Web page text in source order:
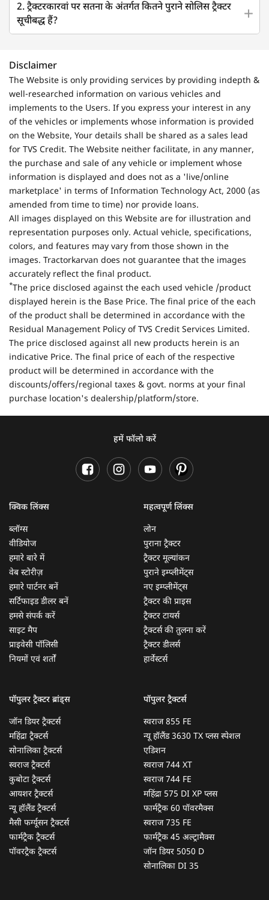
2. ट्रैक्टरकारवां पर सतना के अंतर्गत कितने पुराने सोलिस ट्रैक्टर
सूचीबद्ध हैं?
Disclaimer
The Website is only providing services by providing indepth &
well-researched information on various vehicles and
implements to the Users. If you express your interest in any
of the vehicles or implements whose information is provided
on the Website, Your details shall be shared as a sales lead
for TVS Credit. The Website neither facilitate, in any manner,
the purchase and sale of any vehicle or implement whose
information is displayed and does not as a 'live/online
marketplace' in terms of Information Technology Act, 2000 (as
amended from time to time) nor provide loans.
All images displayed on this Website are for illustration and
representation purposes only. Actual vehicle, specifications,
colors, and features may vary from those shown in the
images. Tractorkarvan does not guarantee that the images
accurately reflect the final product.
*The price disclosed against the each used vehicle /product
displayed herein is the Base Price. The final price of the each
of the product shall be determined in accordance with the
Residual Management Policy of TVS Credit Services Limited.
The price disclosed against all new products herein is an
indicative Price. The final price of each of the respective
product will be determined in accordance with the
discounts/offers/regional taxes & govt. norms at your final
purchase location's dealership/platform/store.
हमें फॉलो करें
क्विक लिंक्स
ब्लॉग्स
वीडियोज
हमारे बारे में
वेब स्टोरीज़
हमारे पार्टनर बनें
सर्टिफाइड डीलर बनें
हमसे संपर्क करें
साइट मैप
प्राइवेसी पॉलिसी
नियमों एवं शर्तों
महत्वपूर्ण लिंक्स
लोन
पुराना ट्रैक्टर
ट्रैक्टर मूल्यांकन
पुराने इम्प्लीमेंट्स
नए इम्प्लीमेंट्स
ट्रैक्टर की प्राइस
ट्रैक्टर टायर्स
ट्रैक्टर्स की तुलना करें
ट्रैक्टर डीलर्स
हार्वेस्टर्स
पॉपुलर ट्रैक्टर ब्रांड्स
जॉन डियर ट्रैक्टर्स
महिंद्रा ट्रैक्टर्स
सोनालिका ट्रैक्टर्स
स्वराज ट्रैक्टर्स
कुबोटा ट्रैक्टर्स
आयशर ट्रैक्टर्स
न्यू हॉलैंड ट्रैक्टर्स
मैसी फर्ग्यूसन ट्रैक्टर्स
फार्मट्रैक ट्रैक्टर्स
पॉवरट्रैक ट्रैक्टर्स
पॉपुलर ट्रैक्टर्स
स्वराज 855 FE
न्यू हॉलैंड 3630 TX प्लस स्पेशल
एडिशन
स्वराज 744 XT
स्वराज 744 FE
महिंद्रा 575 DI XP प्लस
फार्मट्रैक 60 पॉवरमैक्स
स्वराज 735 FE
फार्मट्रैक 45 अल्ट्रामैक्स
जॉन डियर 5050 D
सोनालिका DI 35